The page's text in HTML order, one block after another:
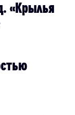
«Крылья